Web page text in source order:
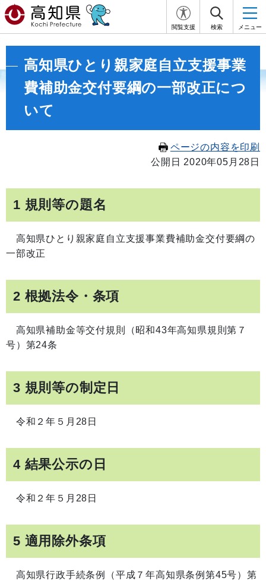
閲覧支援 検索 メニュー
高知県ひとり親家庭自立支援事業
費補助金交付要綱の一部改正につ
いて
ページの内容を印刷
公開日 2020年05月28日
1 規則等の題名
高知県ひとり親家庭自立支援事業費補助金交付要綱の
一部改正
2 根拠法令・条項
高知県補助金等交付規則（昭和43年高知県規則第７
号）第24条
3 規則等の制定日
令和２年５月28日
4 結果公示の日
令和２年５月28日
5 適用除外条項
高知県行政手続条例（平成７年高知県条例第45号）第